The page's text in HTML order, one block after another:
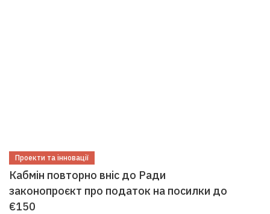
Проекти та інновації
Кабмін повторно вніс до Ради
законопроєкт про податок на посилки до
€150